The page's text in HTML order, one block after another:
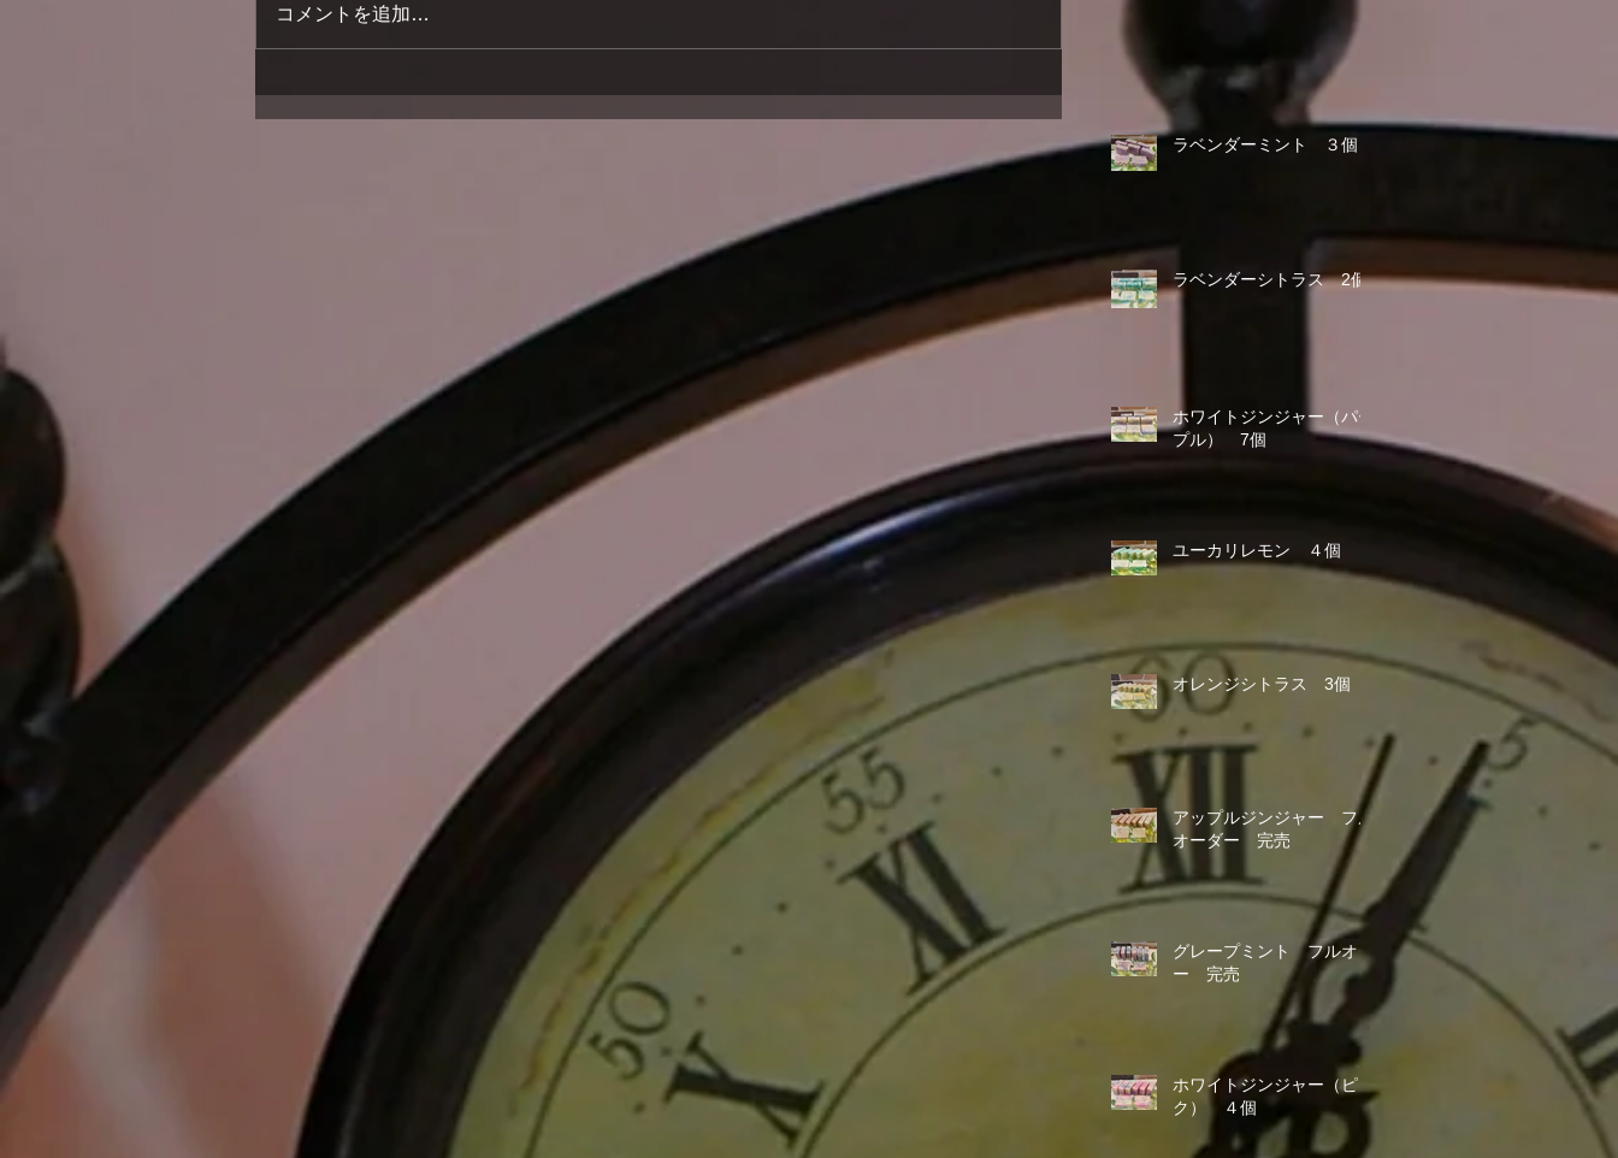
コメントを追加…
ラベンダーミント ３個
ラベンダーシトラス 2個
ホワイトジンジャー（パー
プル） 7個
ユーカリレモン ４個
オレンジシトラス 3個
アップルジンジャー フル
オーダー 完売
グレープミント フルオダ
ー 完売
ホワイトジンジャー（ピン
ク） ４個